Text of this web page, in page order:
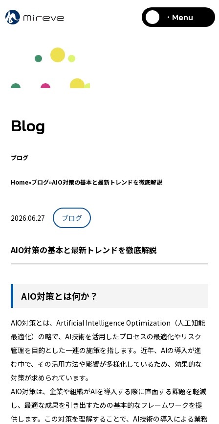
・Menu
Blog
ブログ
Home»ブログ»AIO対策の基本と最新トレンドを徹底解説
2026.06.27 ブログ
AIO対策の基本と最新トレンドを徹底解説
AIO対策とは何か？
AIO対策とは、Artificial Intelligence Optimization（人工知能
最適化）の略で、AI技術を活用したプロセスの最適化やリスク
管理を目的とした一連の施策を指します。近年、AIの導入が進
む中で、その活用方法や影響が多様化しているため、効果的な
対策が求められています。
AIO対策は、企業や組織がAIを導入する際に直面する課題を軽減
し、最適な成果を引き出すための基本的なフレームワークを提
供します。この対策を理解することで、AI技術の導入による業務